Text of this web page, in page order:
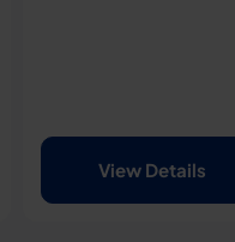
View Details